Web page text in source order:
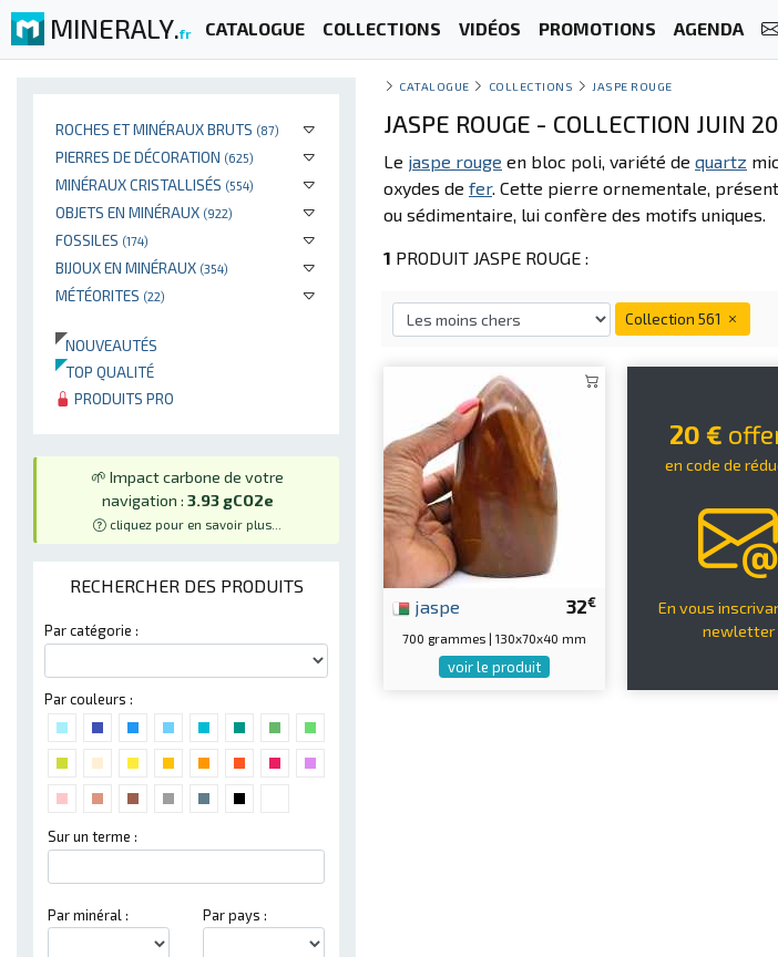
MINERALY.fr CATALOGUE COLLECTIONS VIDÉOS PROMOTIONS AGENDA
ROCHES ET MINÉRAUX BRUTS (87)
PIERRES DE DÉCORATION (625)
MINÉRAUX CRISTALLISÉS (554)
OBJETS EN MINÉRAUX (922)
FOSSILES (174)
BIJOUX EN MINÉRAUX (354)
MÉTÉORITES (22)
NOUVEAUTÉS
TOP QUALITÉ
PRODUITS PRO
🌱 Impact carbone de votre
navigation : 3.93 gCO2e
cliquez pour en savoir plus...
RECHERCHER DES PRODUITS
Par catégorie :
Par couleurs :
Sur un terme :
Par minéral : Par pays :
CATALOGUE COLLECTIONS JASPE ROUGE
JASPE ROUGE - COLLECTION JUIN
Le jaspe rouge en bloc poli, variété de quartz
oxydes de fer. Cette pierre ornementale,
ou sédimentaire, lui confère des motifs uniques.
1 PRODUIT JASPE ROUGE :
Collection 561
32€
jaspe
700 grammes | 130x70x40 mm
voir le produit
20 €
en code de
En vous
newletter